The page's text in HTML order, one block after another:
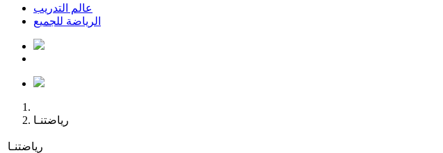
عالم التدريب
الرياضة للجميع
رياضتنـا
رياضتنـا